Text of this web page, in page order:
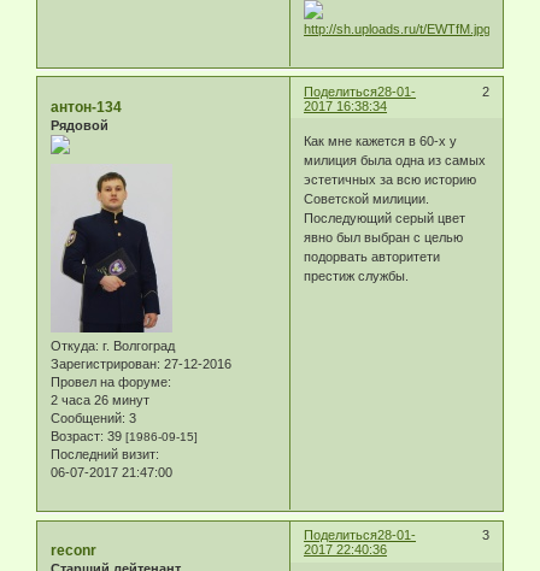
Поделиться 2
28-01-
2017 16:38:34
антон-134
Рядовой
Откуда: г. Волгоград
Зарегистрирован: 27-12-2016
Провел на форуме:
2 часа 26 минут
Сообщений: 3
Возраст: 39 [1986-09-15]
Последний визит:
06-07-2017 21:47:00
Как мне кажется в 60-х у
милиция была одна из самых
эстетичных за всю историю
Советской милиции.
Последующий серый цвет
явно был выбран с целью
подорвать авторитети
престиж службы.
Поделиться 3
28-01-
2017 22:40:36
reconr